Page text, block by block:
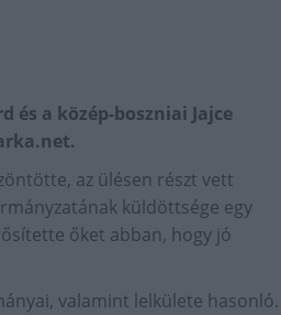
és a közép-boszniai Jajce
az ülésen részt vett
küldöttsége egy
őket abban, hogy jó
valamint lelkülete hasonló.